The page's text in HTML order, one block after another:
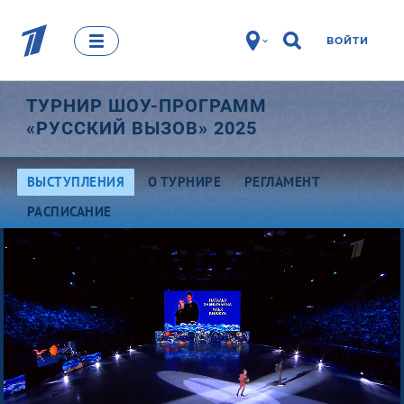
ВОЙТИ
ТУРНИР ШОУ-ПРОГРАММ
«РУССКИЙ ВЫЗОВ» 2025
ВЫСТУПЛЕНИЯ О ТУРНИРЕ
РЕГЛАМЕНТ
РАСПИСАНИЕ